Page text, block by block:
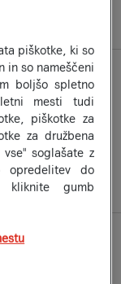
Panzerglass
S25
on
piškotke, ki so
in so nameščeni
boljšo spletno
mesti tudi
piškotke za
za družbena
soglašate z
opredelitev do
kliknite gumb